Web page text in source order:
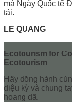
mà Ngày Quốc tế
tải.
LE QUANG
Ecotourism for
Ecotourism
Hãy đồng hành
diệu kỳ và chung
hoang dã.